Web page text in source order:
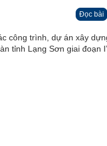
Đọc bài
công trình, dự án xây
tỉnh Lạng Sơn giai đoạn